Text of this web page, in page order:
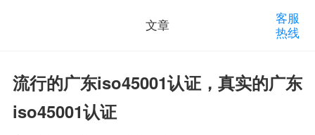
文章
客服
热线
流行的广东iso45001认证，真实的广东
iso45001认证